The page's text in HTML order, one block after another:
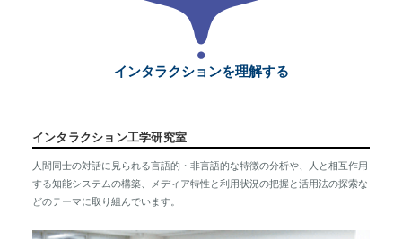
インタラクションを理解する
インタラクション工学研究室
人間同士の対話に見られる言語的・非言語的な特徴の分析や、人と相互作用
する知能システムの構築、メディア特性と利用状況の把握と活用法の探索な
どのテーマに取り組んでいます。